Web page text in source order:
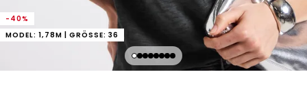
-40%
MODEL: 1,78M | GRÖSSE: 36